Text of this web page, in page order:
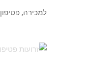
למכירה, פטיפון Thorens TD-165 MKI אחרי טיפול מקיף,כולל כבילת אודיו חדשה רצועה חדשה, מכסה מקורי וראש Grado מחיר: נמכר